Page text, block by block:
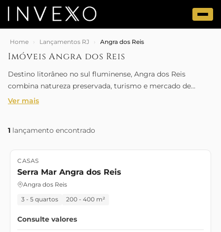
Home › Lançamentos RJ › Angra dos Reis
Imóveis Angra dos Reis
Destino litorâneo no sul fluminense, Angra dos Reis
combina natureza preservada, turismo e mercado de
segunda residência. É referência para casas e condomínios
Ver mais
1 lançamento encontrado
Lançamento
CASAS
Serra Mar Angra dos Reis
Angra dos Reis
3 - 5 quartos 200 - 400 m²
Consulte valores